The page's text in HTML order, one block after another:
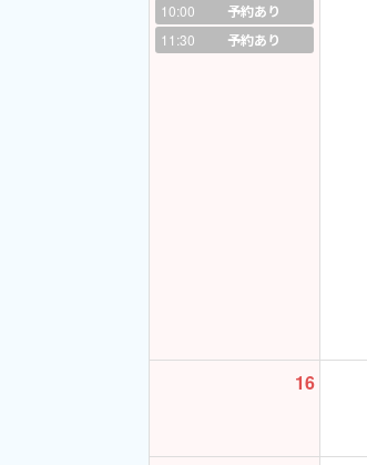
10:00 予約あり
11:30 予約あり
16